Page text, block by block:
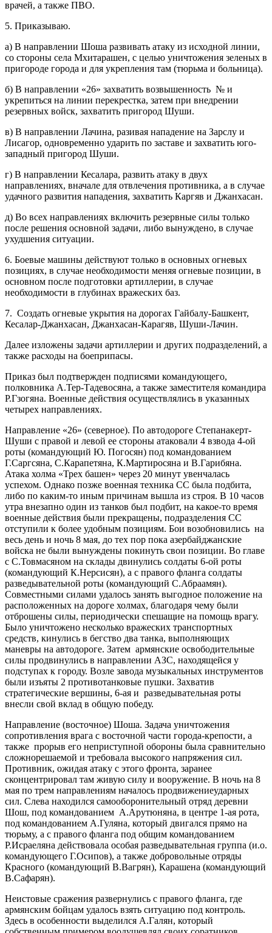
врачей, а также ПВО.
5. Приказываю.
а) В направлении Шоша развивать атаку из исходной линии,
со стороны села Мхитарашен, с целью уничтожения зеленых в
пригороде города и для укрепления там (тюрьма и больница).
б) В направлении «26» захватить возвышенность № и
укрепиться на линии перекрестка, затем при внедрении
резервных войск, захватить пригород Шуши.
в) В направлении Лачина, разивая нападение на Зарслу и
Лисагор, одновременно ударить по заставе и захватить юго-
западный пригород Шуши.
г) В направлении Кесалара, развить атаку в двух
направлениях, вначале для отвлечения противника, а в случае
удачного развития нападения, захватить Каргяв и Джанхасан.
д) Во всех направлениях включить резервные силы только
после решения основной задачи, либо вынуждено, в случае
ухудшения ситуации.
6. Боевые машины действуют только в основных огневых
позициях, в случае необходимости меняя огневые позиции, в
основном после подготовки артиллерии, в случае
необходимости в глубинах вражеских баз.
7. Создать огневые укрытия на дорогах Гайбалу-Башкент,
Кесалар-Джанхасан, Джанхасан-Карагяв, Шуши-Лачин.
Далее изложены задачи артиллерии и других подразделений, а
также расходы на боеприпасы.
Приказ был подтвержден подписями командующего,
полковника А.Тер-Тадевосяна, а также заместителя командира
Р.Гзогяна. Военные действия осуществлялись в указанных
четырех направлениях.
Направление «26» (северное). По автодороге Степанакерт-
Шуши с правой и левой ее стороны атаковали 4 взвода 4-ой
роты (командующий Ю. Погосян) под командованием
Г.Саргсяна, С.Карапетяна, К.Мартиросяна и В.Гарибяна.
Атака холма «Трех башен» через 20 минут увенчалась
успехом. Однако позже военная техника СС была подбита,
либо по каким-то иным причинам вышла из строя. В 10 часов
утра внезапно один из танков был подбит, на какое-то время
военные действия были прекращены, подразделения СС
отступили к более удобным позициям. Бои возобновились на
весь день и ночь 8 мая, до тех пор пока азербайджанские
войска не были вынуждены покинуть свои позиции. Во главе
с С.Товмасяном на склады двинулись солдаты 6-ой роты
(командующий К.Нерсисян), а с правого фланга солдаты
разведывательной роты (командующий С.Абраамян).
Совместными силами удалось занять выгодное положение на
расположенных на дороге холмах, благодаря чему были
отброшены силы, периодически спешащие на помощь врагу.
Было уничтожено несколько вражеских транспортных
средств, кинулись в бегство два танка, выполняющих
маневры на автодороге. Затем армянские освободительные
силы продвинулись в направлении АЗС, находящейся у
подступах к городу. Возле завода музыкальных инструментов
были изъяты 2 противотанковые пушки. Захватив
стратегические вершины, 6-ая и разведывательная роты
внесли свой вклад в общую победу.
Направление (восточное) Шоша. Задача уничтожения
сопротивления врага с восточной части города-крепости, а
также прорыв его неприступной обороны была сравнительно
сложнорешаемой и требовала высокого напряжения сил.
Противник, ожидая атаку с этого фронта, заранее
сконцентрировал там живую силу и вооружение. В ночь на 8
мая по трем направлениям началось продвижениеударных
сил. Слева находился самооборонительный отряд деревни
Шош, под командованием А.Арутюняна, в центре 1-ая рота,
под командованием А.Гуляна, который двигался прямо на
тюрьму, а с правого фланга под общим командованием
Р.Исраеляна действовала особая разведывательная группа (и.о.
командующего Г.Осипов), а также добровольные отряды
Красного (командующий В.Вагрян), Карашена (командующий
В.Сафарян).
Неистовые сражения развернулись с правого фланга, где
армянским бойцам удалось взять ситуацию под контроль.
Здесь в особенности выделился А.Галян, который